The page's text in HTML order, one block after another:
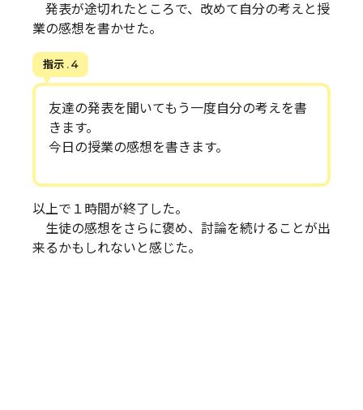
発表が途切れたところで、改めて自分の考えと授
業の感想を書かせた。
指示 . 4
友達の発表を聞いてもう一度自分の考えを書
きます。
今日の授業の感想を書きます。
以上で１時間が終了した。
生徒の感想をさらに褒め、討論を続けることが出
来るかもしれないと感じた。